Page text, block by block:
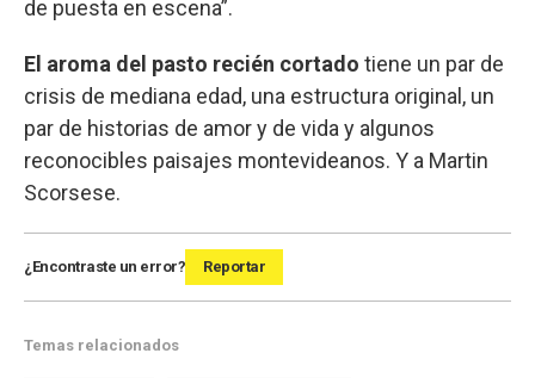
de puesta en escena”.
El aroma del pasto recién cortado tiene un par de
crisis de mediana edad, una estructura original, un
par de historias de amor y de vida y algunos
reconocibles paisajes montevideanos. Y a Martin
Scorsese.
¿Encontraste un error? Reportar
Temas relacionados